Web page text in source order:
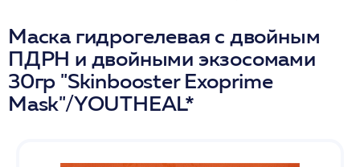
Маска гидрогелевая с двойным
ПДРН и двойными экзосомами
30гр "Skinbooster Exoprime
Mask"/YOUTHEAL*